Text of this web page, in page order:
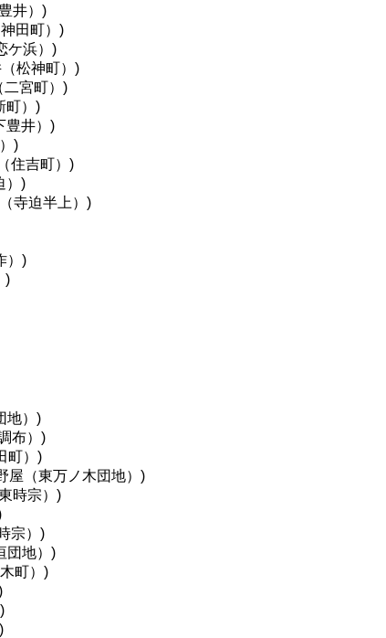
井）)
田町）)
ケ浜）)
松神町）)
二宮町）)
町）)
豊井）)
)
住吉町）)
）)
寺迫半上）)
）)
)
地）)
布）)
町）)
屋（東万ノ木団地）)
時宗）)
宗）)
団地）)
町）)